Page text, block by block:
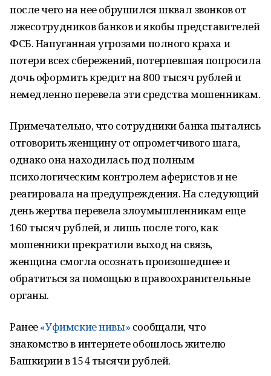
после чего на нее обрушился шквал звонков от
лжесотрудников банков и якобы представителей
ФСБ. Напуганная угрозами полного краха и
потери всех сбережений, потерпевшая попросила
дочь оформить кредит на 800 тысяч рублей и
немедленно перевела эти средства мошенникам.
Примечательно, что сотрудники банка пытались
отговорить женщину от опрометчивого шага,
однако она находилась под полным
психологическим контролем аферистов и не
реагировала на предупреждения. На следующий
день жертва перевела злоумышленникам еще
160 тысяч рублей, и лишь после того, как
мошенники прекратили выход на связь,
женщина смогла осознать произошедшее и
обратиться за помощью в правоохранительные
органы.
Ранее«Уфимские нивы» сообщали, что
знакомство в интернете обошлось жителю
Башкирии в 154 тысячи рублей.